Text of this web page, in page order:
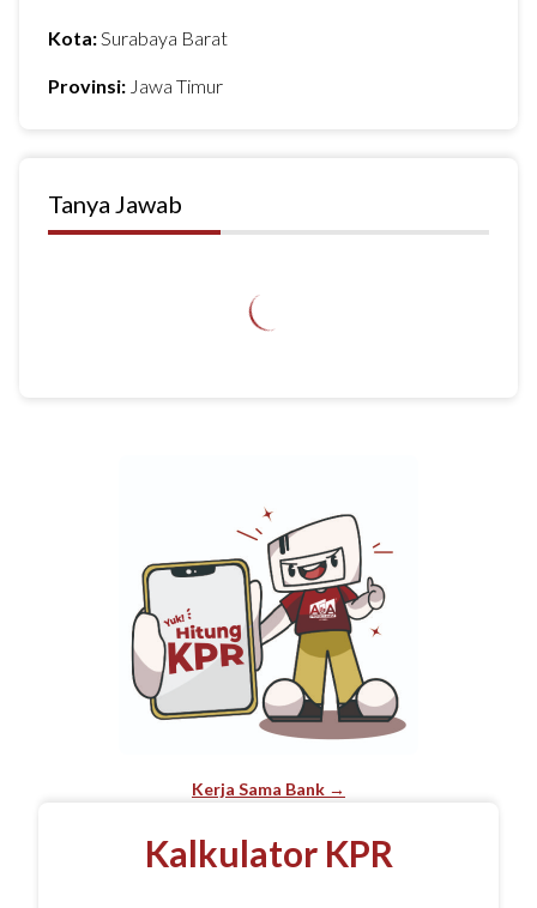
Kerja Sama Bank →
Kalkulator KPR
Kota:Surabaya Barat
Provinsi: Jawa Timur
Tanya Jawab